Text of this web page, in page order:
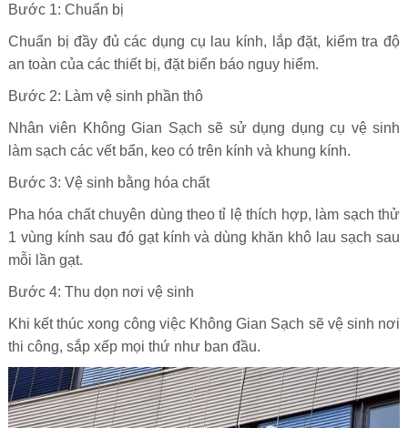
Bước 1: Chuẩn bị
Chuẩn bị đầy đủ các dụng cụ lau kính, lắp đặt, kiểm tra độ
an toàn của các thiết bị, đặt biển báo nguy hiểm.
Bước 2: Làm vệ sinh phần thô
Nhân viên Không Gian Sạch sẽ sử dụng dụng cụ vệ sinh
làm sạch các vết bẩn, keo có trên kính và khung kính.
Bước 3: Vệ sinh bằng hóa chất
Pha hóa chất chuyên dùng theo tỉ lệ thích hợp, làm sạch thử
1 vùng kính sau đó gạt kính và dùng khăn khô lau sạch sau
mỗi lần gạt.
Bước 4: Thu dọn nơi vệ sinh
Khi kết thúc xong công việc Không Gian Sạch sẽ vệ sinh nơi
thi công, sắp xếp mọi thứ như ban đầu.